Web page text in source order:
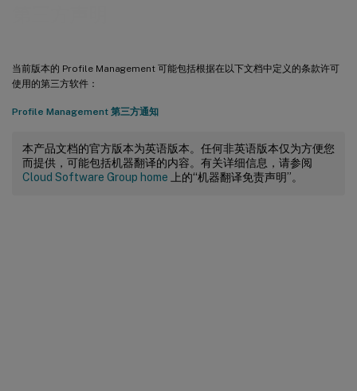
当前版本的 Profile Management 可能包括根据在以下文档中定义的条款许可
使用的第三方软件：
Profile Management 第三方通知
本产品文档的官方版本为英语版本。任何非英语版本仅为方便您
而提供，可能包括机器翻译的内容。有关详细信息，请参阅
Cloud Software Group home 上的“机器翻译免责声明”。